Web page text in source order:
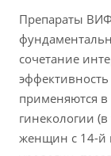
Препараты
сочетание
применяются
гинекологии
женщин с 14-й